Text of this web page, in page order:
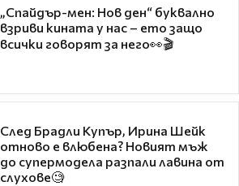
„Спайдър-мен: Нов ден“ буквално
взриви кината у нас – ето защо
всички говорят за него👀🎬
След Брадли Купър, Ирина Шейк
отново е влюбена? Новият мъж
до супермодела разпали лавина от
слухове🧐